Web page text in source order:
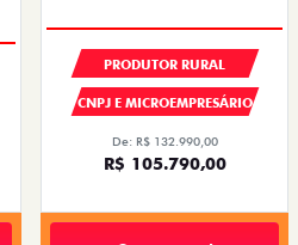
PRODUTOR RURAL
CNPJ E MICROEMPRESÁRIO
De: R$ 132.990,00
R$ 105.790,00